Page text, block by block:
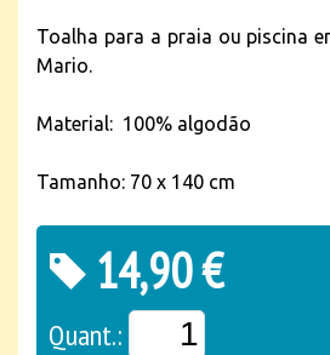
Toalha para a praia ou piscina
Mario.
Material: 100% algodão
Tamanho: 70 x 140 cm
14,90 €
Quant.: